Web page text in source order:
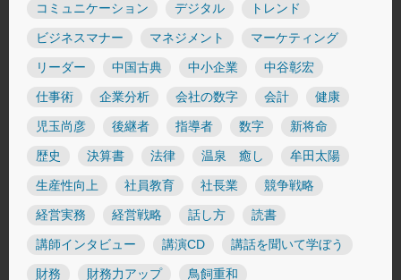
コミュニケーション デジタル トレンド
ビジネスマナー マネジメント マーケティング
リーダー 中国古典 中小企業 中谷彰宏
仕事術 企業分析 会社の数字 会計 健康
児玉尚彦 後継者 指導者 数字 新将命
歴史 決算書 法律 温泉 癒し 牟田太陽
生産性向上 社員教育 社長業 競争戦略
経営実務 経営戦略 話し方 読書
講師インタビュー 講演CD 講話を聞いて学ぼう
財務 財務力アップ 鳥飼重和